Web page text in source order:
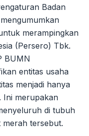
Badan
merampingkan
(Persero) Tbk.
BUMN
entitas usaha
menjadi hanya
Ini merupakan
di tubuh
merah tersebut.